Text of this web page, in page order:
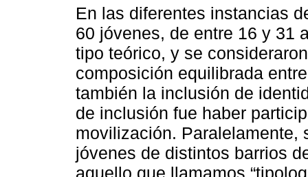
En las diferentes instancias
60 jóvenes, de entre 16 y 31
tipo teórico, y se
composición equilibrada
también la inclusión de
de inclusión fue haber
movilización. Paralelamente,
jóvenes de distintos barrios
aquello que llamamos